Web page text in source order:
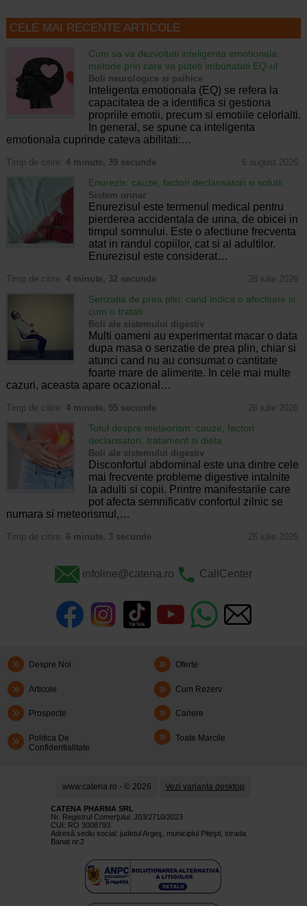
CELE MAI RECENTE ARTICOLE
Cum sa va dezvoltati inteligenta emotionala:
metode prin care va puteti imbunatati EQ-ul
Boli neurologice si psihice
Inteligenta emotionala (EQ) se refera la
capacitatea de a identifica si gestiona
propriile emotii, precum si emotiile celorlalti.
In general, se spune ca inteligenta
emotionala cuprinde cateva abilitati:…
Timp de citire: 4 minute, 39 secunde 6 august 2026
Enurezis: cauze, factori declansatori si solutii
Sistem urinar
Enurezisul este termenul medical pentru
pierderea accidentala de urina, de obicei in
timpul somnului. Este o afectiune frecventa
atat in randul copiilor, cat si al adultilor.
Enurezisul este considerat…
Timp de citire: 4 minute, 32 secunde 28 iulie 2026
Senzatia de prea plin: cand indica o afectiune si
cum o tratati
Boli ale sistemului digestiv
Multi oameni au experimentat macar o data
dupa masa o senzatie de prea plin, chiar si
atunci cand nu au consumat o cantitate
foarte mare de alimente. In cele mai multe
cazuri, aceasta apare ocazional…
Timp de citire: 4 minute, 55 secunde 26 iulie 2026
Totul despre meteorism: cauze, factori
declansatori, tratament si dieta
Boli ale sistemului digestiv
Disconfortul abdominal este una dintre cele
mai frecvente probleme digestive intalnite
la adulti si copii. Printre manifestarile care
pot afecta semnificativ confortul zilnic se
numara si meteorismul,…
Timp de citire: 6 minute, 3 secunde 26 iulie 2026
infoline@catena.ro CallCenter
Despre Noi Oferte
Articole Cum Rezerv
Prospecte Cariere
Politica De
Confidentialitate
Toate Marcile
www.catena.ro - © 2026 Vezi varianta desktop
CATENA PHARMA SRL
Nr. Registrul Comerţului: J03/2710/2023
CUI: RO 3008793
Adresă sediu social: judetul Argeş, municipiul Piteşti, strada
Banat nr.2